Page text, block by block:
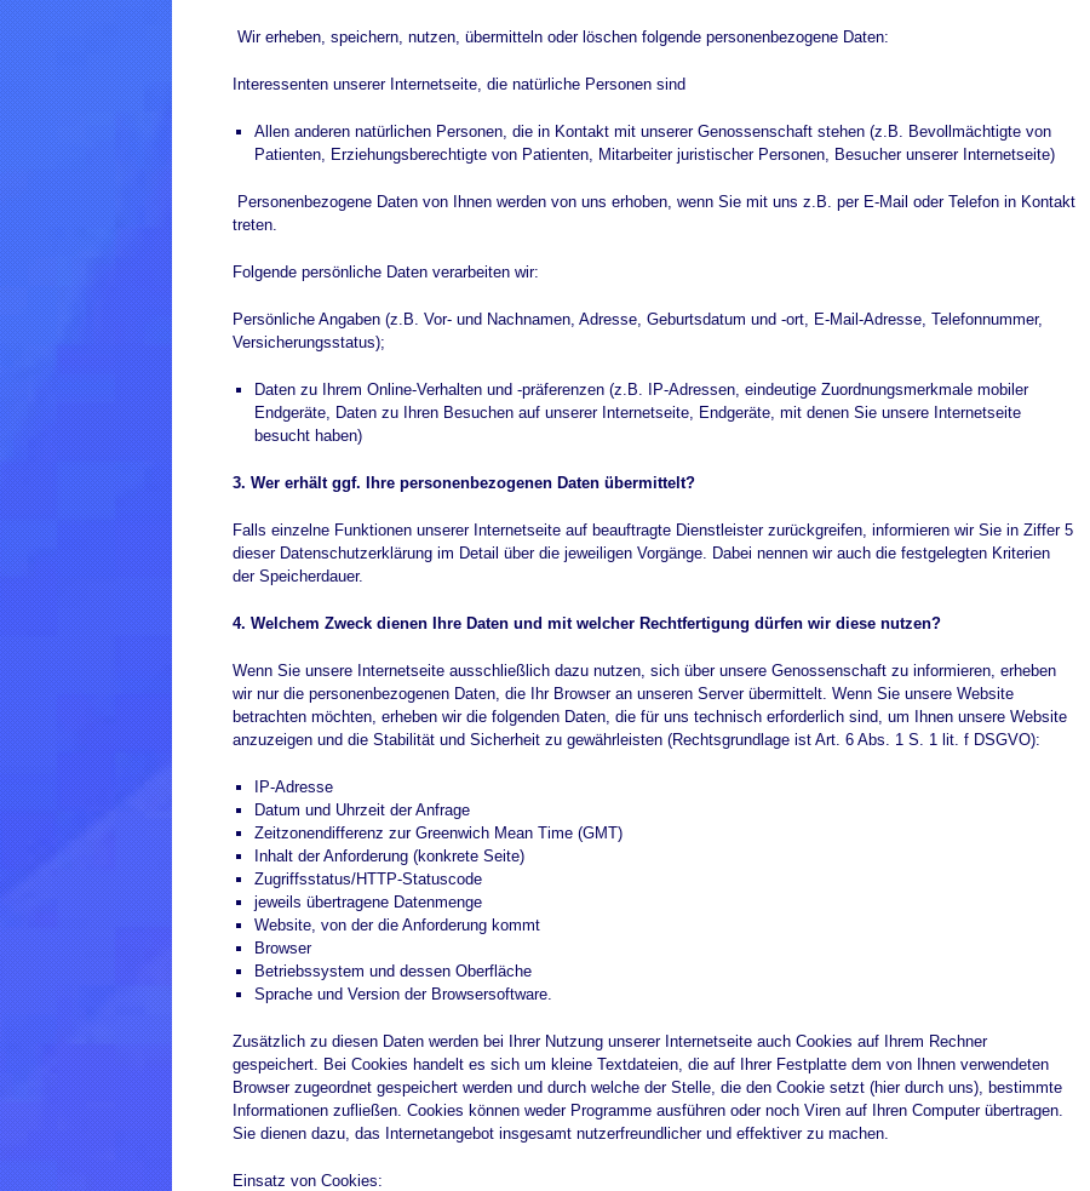
Wir erheben, speichern, nutzen, übermitteln oder löschen folgende personenbezogene Daten:
Interessenten unserer Internetseite, die natürliche Personen sind
Allen anderen natürlichen Personen, die in Kontakt mit unserer Genossenschaft stehen (z.B. Bevollmächtigte von
Patienten, Erziehungsberechtigte von Patienten, Mitarbeiter juristischer Personen, Besucher unserer Internetseite)
Personenbezogene Daten von Ihnen werden von uns erhoben, wenn Sie mit uns z.B. per E-Mail oder Telefon in Kontakt
treten.
Folgende persönliche Daten verarbeiten wir:
Persönliche Angaben (z.B. Vor- und Nachnamen, Adresse, Geburtsdatum und -ort, E-Mail-Adresse, Telefonnummer,
Versicherungsstatus);
Daten zu Ihrem Online-Verhalten und -präferenzen (z.B. IP-Adressen, eindeutige Zuordnungsmerkmale mobiler
Endgeräte, Daten zu Ihren Besuchen auf unserer Internetseite, Endgeräte, mit denen Sie unsere Internetseite
besucht haben)
3. Wer erhält ggf. Ihre personenbezogenen Daten übermittelt?
Falls einzelne Funktionen unserer Internetseite auf beauftragte Dienstleister zurückgreifen, informieren wir Sie in Ziffer 5
dieser Datenschutzerklärung im Detail über die jeweiligen Vorgänge. Dabei nennen wir auch die festgelegten Kriterien
der Speicherdauer.
4. Welchem Zweck dienen Ihre Daten und mit welcher Rechtfertigung dürfen wir diese nutzen?
Wenn Sie unsere Internetseite ausschließlich dazu nutzen, sich über unsere Genossenschaft zu informieren, erheben
wir nur die personenbezogenen Daten, die Ihr Browser an unseren Server übermittelt. Wenn Sie unsere Website
betrachten möchten, erheben wir die folgenden Daten, die für uns technisch erforderlich sind, um Ihnen unsere Website
anzuzeigen und die Stabilität und Sicherheit zu gewährleisten (Rechtsgrundlage ist Art. 6 Abs. 1 S. 1 lit. f DSGVO):
IP-Adresse
Datum und Uhrzeit der Anfrage
Zeitzonendifferenz zur Greenwich Mean Time (GMT)
Inhalt der Anforderung (konkrete Seite)
Zugriffsstatus/HTTP-Statuscode
jeweils übertragene Datenmenge
Website, von der die Anforderung kommt
Browser
Betriebssystem und dessen Oberfläche
Sprache und Version der Browsersoftware.
Zusätzlich zu diesen Daten werden bei Ihrer Nutzung unserer Internetseite auch Cookies auf Ihrem Rechner
gespeichert. Bei Cookies handelt es sich um kleine Textdateien, die auf Ihrer Festplatte dem von Ihnen verwendeten
Browser zugeordnet gespeichert werden und durch welche der Stelle, die den Cookie setzt (hier durch uns), bestimmte
Informationen zufließen. Cookies können weder Programme ausführen oder noch Viren auf Ihren Computer übertragen.
Sie dienen dazu, das Internetangebot insgesamt nutzerfreundlicher und effektiver zu machen.
Einsatz von Cookies: